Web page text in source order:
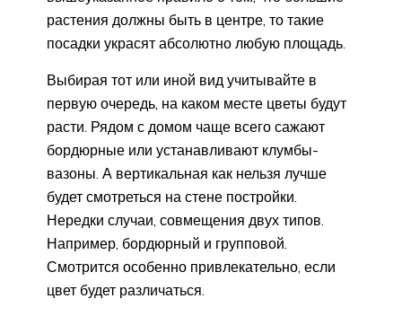
растения должны быть в центре, то такие
посадки украсят абсолютно любую площадь.
Выбирая тот или иной вид учитывайте в
первую очередь, на каком месте цветы будут
расти. Рядом с домом чаще всего сажают
бордюрные или устанавливают клумбы-
вазоны. А вертикальная как нельзя лучше
будет смотреться на стене постройки.
Нередки случаи, совмещения двух типов.
Например, бордюрный и групповой.
Смотрится особенно привлекательно, если
цвет будет различаться.